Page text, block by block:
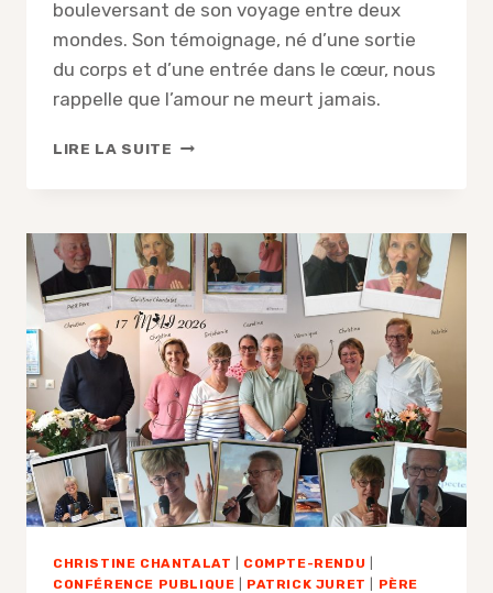
bouleversant de son voyage entre deux
mondes. Son témoignage, né d’une sortie
du corps et d’une entrée dans le cœur, nous
rappelle que l’amour ne meurt jamais.
LIRE LA SUITE CHRISTINE
CHRISTINE CHANTALAT COMPTE-RENDU
CONFÉRENCE PUBLIQUE
PATRICK JURET
PÈRE